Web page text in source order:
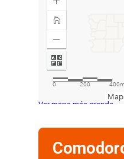
Ver mapa más grande